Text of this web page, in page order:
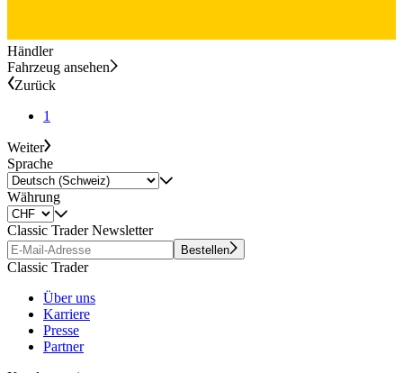
Händler
Fahrzeug ansehen
Zurück
1
Weiter
Sprache
Währung
Classic Trader Newsletter
Bestellen
Classic Trader
Über uns
Karriere
Presse
Partner